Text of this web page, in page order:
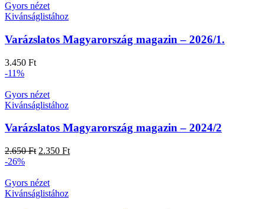
Gyors nézet
Kivánságlistához
Varázslatos Magyarország magazin – 2026/1.
3.450 Ft
-11%
Gyors nézet
Kivánságlistához
Varázslatos Magyarország magazin – 2024/2
2.650Ft 2.350 Ft
-26%
Gyors nézet
Kivánságlistához